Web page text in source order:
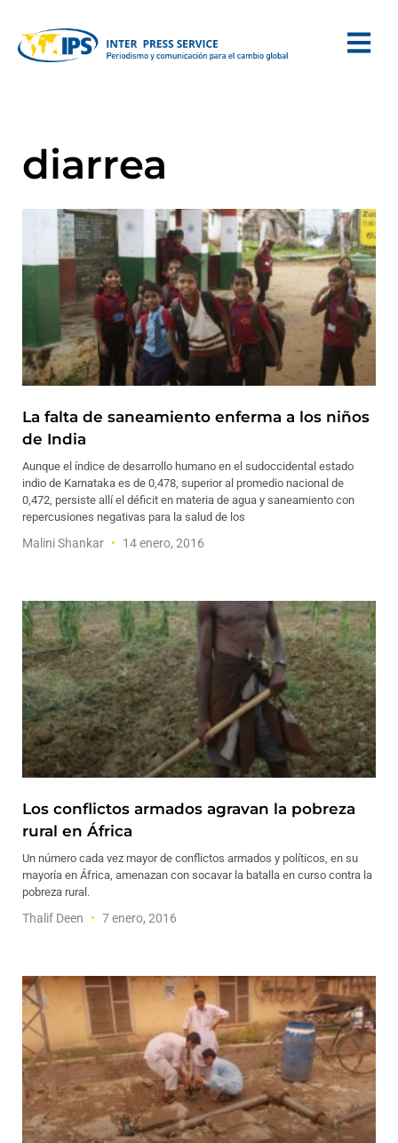
diarrea
La falta de saneamiento enferma a los niños
de India
Aunque el índice de desarrollo humano en el sudoccidental estado
indio de Karnataka es de 0,478, superior al promedio nacional de
0,472, persiste allí el déficit en materia de agua y saneamiento con
repercusiones negativas para la salud de los
Malini Shankar 14 enero, 2016
Los conflictos armados agravan la pobreza
rural en África
Un número cada vez mayor de conflictos armados y políticos, en su
mayoría en África, amenazan con socavar la batalla en curso contra la
pobreza rural.
Thalif Deen 7 enero, 2016